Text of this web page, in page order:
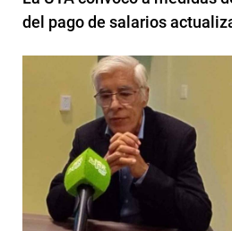
del pago de salarios